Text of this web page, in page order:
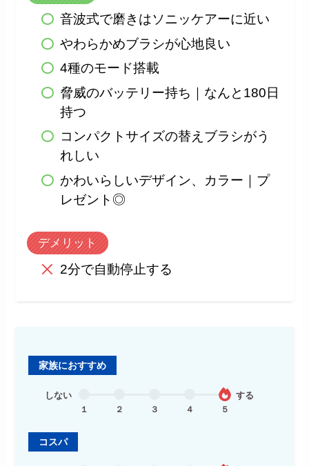
音波式で磨きはソニッケアーに近い
やわらかめブラシが心地良い
4種のモード搭載
脅威のバッテリー持ち｜なんと180日
持つ
コンパクトサイズの替えブラシがう
れしい
かわいらしいデザイン、カラー｜プ
レゼント◎
デメリット
2分で自動停止する
家族におすすめ
しない
１ ２ ３ ４ ５
する
コスパ